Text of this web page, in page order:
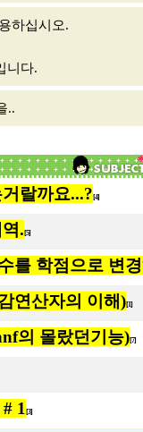
하십시오.
니다.
..
랄까요...? [4]
. [5]
를 학점으로 변
연산자의 이해)[1]
의 몰랐던기능)[7]
1 [3]